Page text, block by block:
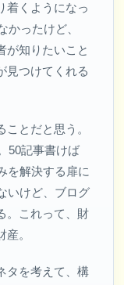
着くようになっ
かったけど、
が知りたいこと
見つけてくれる
とだと思う。
50記事書けば
を解決する扉に
いけど、ブログ
。これって、財
。
タを考えて、構